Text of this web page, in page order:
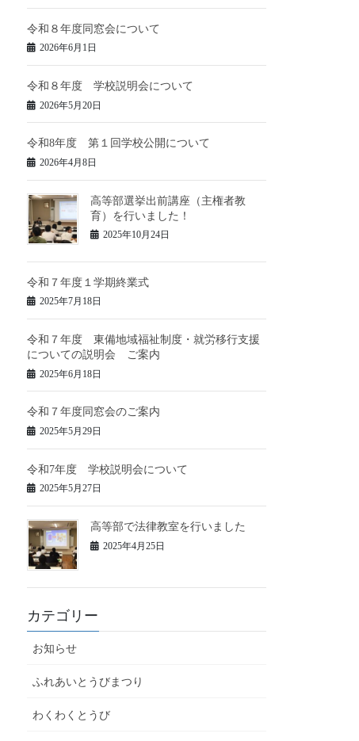
令和８年度同窓会について
2026年6月1日
令和８年度 学校説明会について
2026年5月20日
令和8年度 第１回学校公開について
2026年4月8日
高等部選挙出前講座（主権者教
育）を行いました！
2025年10月24日
令和７年度１学期終業式
2025年7月18日
令和７年度 東備地域福祉制度・就労移行支援
についての説明会 ご案内
2025年6月18日
令和７年度同窓会のご案内
2025年5月29日
令和7年度 学校説明会について
2025年5月27日
高等部で法律教室を行いました
2025年4月25日
カテゴリー
お知らせ
ふれあいとうびまつり
わくわくとうび